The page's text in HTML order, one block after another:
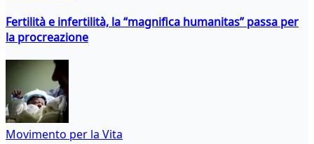
Fertilità e infertilità, la “magnifica humanitas” passa per
la procreazione
Movimento per la Vita